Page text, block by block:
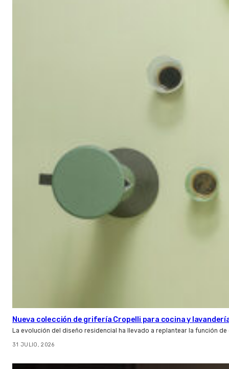
Nueva colección de grifería Cropelli para cocina y
La evolución del diseño residencial ha llevado a replantear la función
31 JULIO, 2026